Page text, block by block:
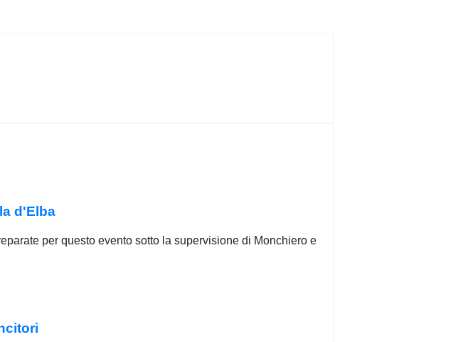
d'Elba
per questo evento sotto la supervisione di Monchiero e